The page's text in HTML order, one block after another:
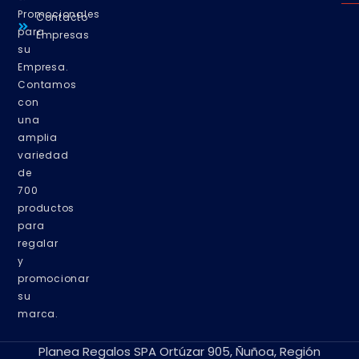
Promocionales
para
su
Empresa.
Contamos
con
una
amplia
variedad
de
700
productos
para
regalar
y
promocionar
su
marca.
Contacto
Empresas
Planea Regalos SPA Ortúzar 905, Ñuñoa, Región